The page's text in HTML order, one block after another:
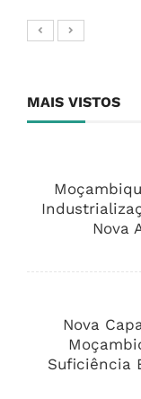
MAIS VISTOS
Nova
Nova
Suficiência